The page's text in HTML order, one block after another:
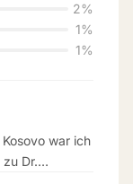
2%
1%
1%
war ich
Dr.